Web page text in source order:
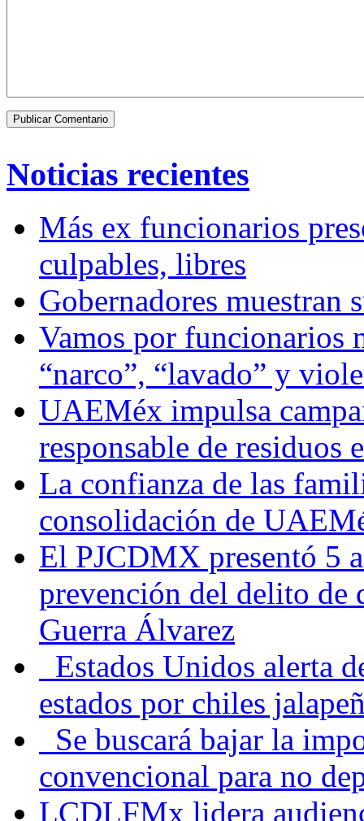
Noticias recientes
Más ex funcionarios
culpables, libres
Gobernadores muestran
Vamos por funcionarios
“narco”, “lavado” y
UAEMéx impulsa
responsable de residuos
La confianza de las
consolidación de
El PJCDMX presentó 5
prevención del delito de
Guerra Álvarez
Estados Unidos alerta
estados por chiles
Se buscará bajar la
convencional para no
LCDLFMx lidera